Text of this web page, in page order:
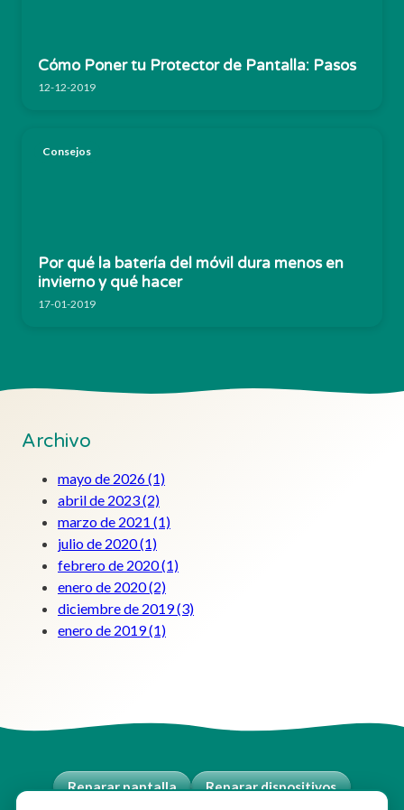
Cómo Poner tu Protector de Pantalla: Pasos
12-12-2019
Consejos
Por qué la batería del móvil dura menos en
invierno y qué hacer
17-01-2019
Archivo
mayo de 2026(1)
abril de 2023(2)
marzo de 2021 (1)
julio de 2020(1)
febrero de 2020(1)
enero de 2020(2)
diciembre de 2019(3)
enero de 2019(1)
Reparar pantalla Reparar dispositivos